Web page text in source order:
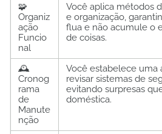
🧩
Organiz
ação
Funcio
nal
Você aplica métodos
e organização,
flua e não acumule o
de coisas.
🕰️
Cronog
rama
de
Manute
nção
Você estabelece uma
revisar sistemas de
evitando surpresas
doméstica.